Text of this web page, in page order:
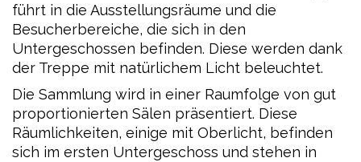
führt in die Ausstellungsräume und die
Besucherbereiche, die sich in den
Untergeschossen befinden. Diese werden dank
der Treppe mit natürlichem Licht beleuchtet.
Die Sammlung wird in einer Raumfolge von gut
proportionierten Sälen präsentiert. Diese
Räumlichkeiten, einige mit Oberlicht, befinden
sich im ersten Untergeschoss und stehen in